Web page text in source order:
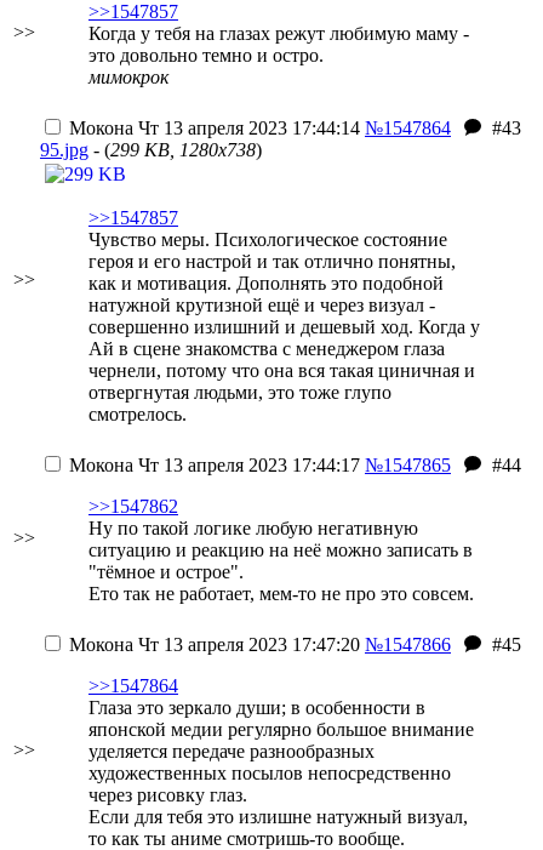
>>
>>1547857
Когда у тебя на глазах режут любимую маму -
это довольно темно и остро.
мимокрок
>>
Мокона Чт 13 апреля 2023 17:44:14 №1547864
#43
95.jpg - (299 KB, 1280x738)
>>1547857
Чувство меры. Психологическое состояние
героя и его настрой и так отлично понятны,
как и мотивация. Дополнять это подобной
натужной крутизной ещё и через визуал -
совершенно излишний и дешевый ход. Когда у
Ай в сцене знакомства с менеджером глаза
чернели, потому что она вся такая циничная и
отвергнутая людьми, это тоже глупо
смотрелось.
>>
Мокона Чт 13 апреля 2023 17:44:17 №1547865
#44
>>1547862
Ну по такой логике любую негативную
ситуацию и реакцию на неё можно записать в
"тёмное и острое".
Ето так не работает, мем-то не про это совсем.
>>
Мокона Чт 13 апреля 2023 17:47:20 №1547866
#45
>>1547864
Глаза это зеркало души; в особенности в
японской медии регулярно большое внимание
уделяется передаче разнообразных
художественных посылов непосредственно
через рисовку глаз.
Если для тебя это излишне натужный визуал,
то как ты аниме смотришь-то вообще.